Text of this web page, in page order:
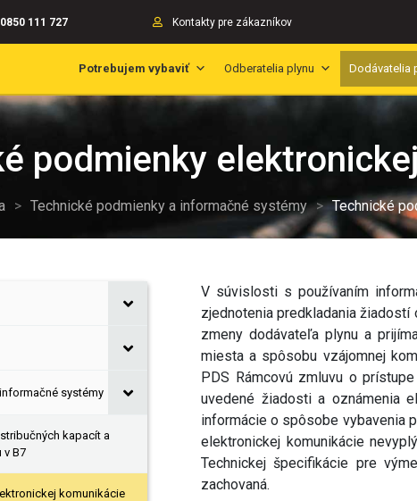
0850 111 727 Kontakty pre zákazníkov
Potrebujem vybaviť Odberatelia plynu Dodávatelia
podmienky
> Technické podmienky a informačné systémy > Technické
systémy
kapacít a
v B7
komunikácie
V súvislosti s používaním
zjednotenia predkladania
zmeny dodávateľa plynu a
miesta a spôsobu vzájomnej
PDS Rámcovú zmluvu o
uvedené žiadosti a oznámenia
informácie o spôsobe vybavenia
elektronickej komunikácie
Technickej špecifikácie pre
zachovaná.